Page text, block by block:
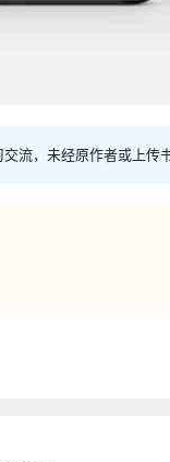
流，未经原作者或上传